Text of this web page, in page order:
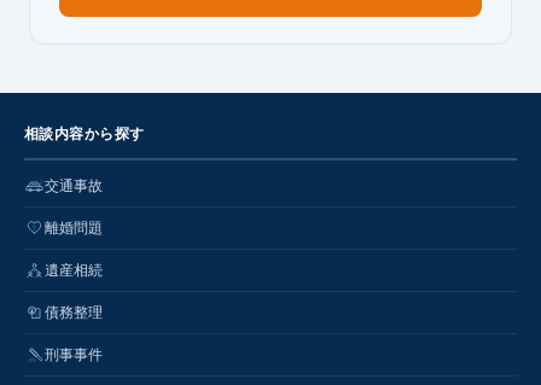
相談内容から探す
交通事故
離婚問題
遺産相続
債務整理
刑事事件